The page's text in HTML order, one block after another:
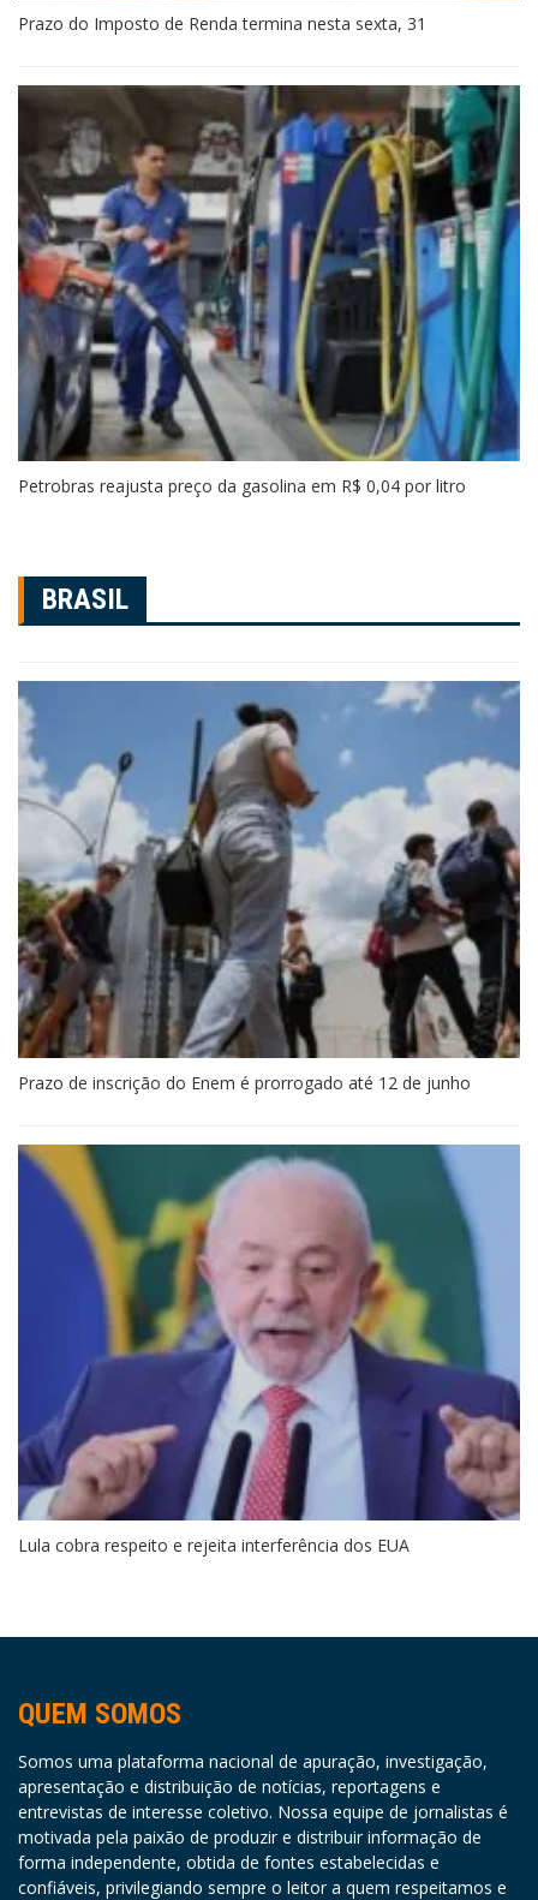
Prazo do Imposto de Renda termina nesta sexta, 31
Petrobras reajusta preço da gasolina em R$ 0,04 por litro
BRASIL
Prazo de inscrição do Enem é prorrogado até 12 de junho
Lula cobra respeito e rejeita interferência dos EUA
QUEM SOMOS
Somos uma plataforma nacional de apuração, investigação,
apresentação e distribuição de notícias, reportagens e
entrevistas de interesse coletivo. Nossa equipe de jornalistas é
motivada pela paixão de produzir e distribuir informação de
forma independente, obtida de fontes estabelecidas e
confiáveis, privilegiando sempre o leitor a quem respeitamos e